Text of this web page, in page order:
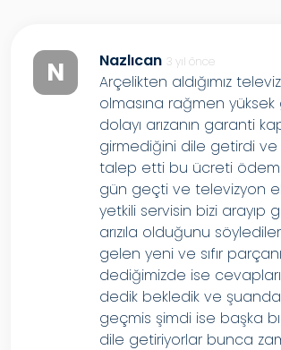
N Nazlıcan 3 yıl önce
Arçelikten aldığımız
olmasına rağmen
dolayı arızanın garanti
girmediğini dile getirdi
talep etti bu ücreti
gün geçti ve televizyon
yetkili servisin bizi arayıp
arızıla olduğunu
gelen yeni ve sıfır
dediğimizde ise
dedik bekledik ve
geçmis şimdi ise başka
dile getiriyorlar bunca